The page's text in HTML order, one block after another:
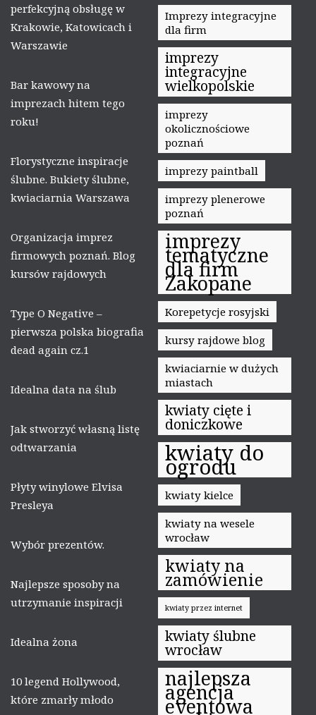
perfekcyjną obsługę w
Krakowie, Katowicach i
Warszawie
Bar kawowy na
imprezach hitem tego
roku!
Florystyczne inspiracje
ślubne. Bukiety ślubne,
kwiaciarnia Warszawa
Organizacja imprez
firmowych poznań. Blog
kursów rajdowych
Type O Negative –
pierwsza polska biografia
dead again cz.1
Idealna data na ślub
Jak stworzyć własną listę
odtwarzania
Płyty winylowe Elvisa
Presleya
Wybór prezentów.
Najlepsze sposoby na
utrzymanie inspiracji
Idealna żona
10 legend Hollywood,
które zmarły młodo
Imprezy integracyjne
dla firm
imprezy
integracyjne
wielkopolskie
imprezy
okolicznościowe
poznań
imprezy paintball
imprezy plenerowe
poznań
imprezy
tematyczne
dla firm
Zakopane
Korepetycje rosyjski
kursy rajdowe blog
kwiaciarnie w dużych
miastach
kwiaty cięte i
doniczkowe
kwiaty do
ogrodu
kwiaty kielce
kwiaty na wesele
wrocław
kwiaty na
zamówienie
kwiaty przez internet
kwiaty ślubne
wrocław
najlepsza
agencja
eventowa